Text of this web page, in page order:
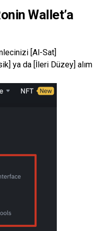
Wallet’a
[Al-Sat]
ya da [İleri Düzey] alım